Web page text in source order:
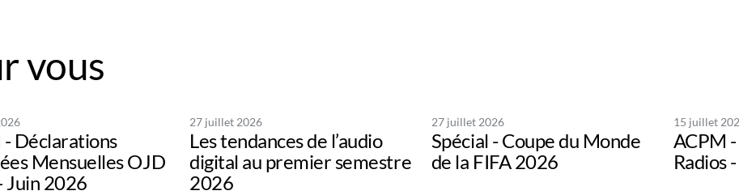
vous
- Déclarations
Mensuelles OJD
Juin 2026
27 juillet 2026
Les tendances de l’audio
digital au premier semestre
2026
27 juillet 2026
Spécial - Coupe du Monde
de la FIFA 2026
15 juillet
ACPM
Radios